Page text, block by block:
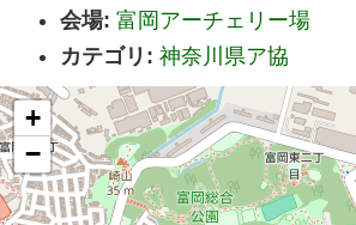
会場: 富岡アーチェリー場
カテゴリ: 神奈川県ア協
+
−